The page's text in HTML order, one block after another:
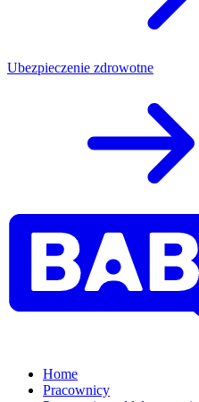
Ubezpieczenie zdrowotne
Home
Pracownicy